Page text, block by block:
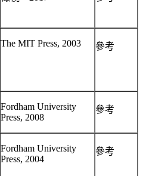
The MIT Press, 2003 參考
Fordham University
Press, 2008
參考
Fordham University
Press, 2004
參考